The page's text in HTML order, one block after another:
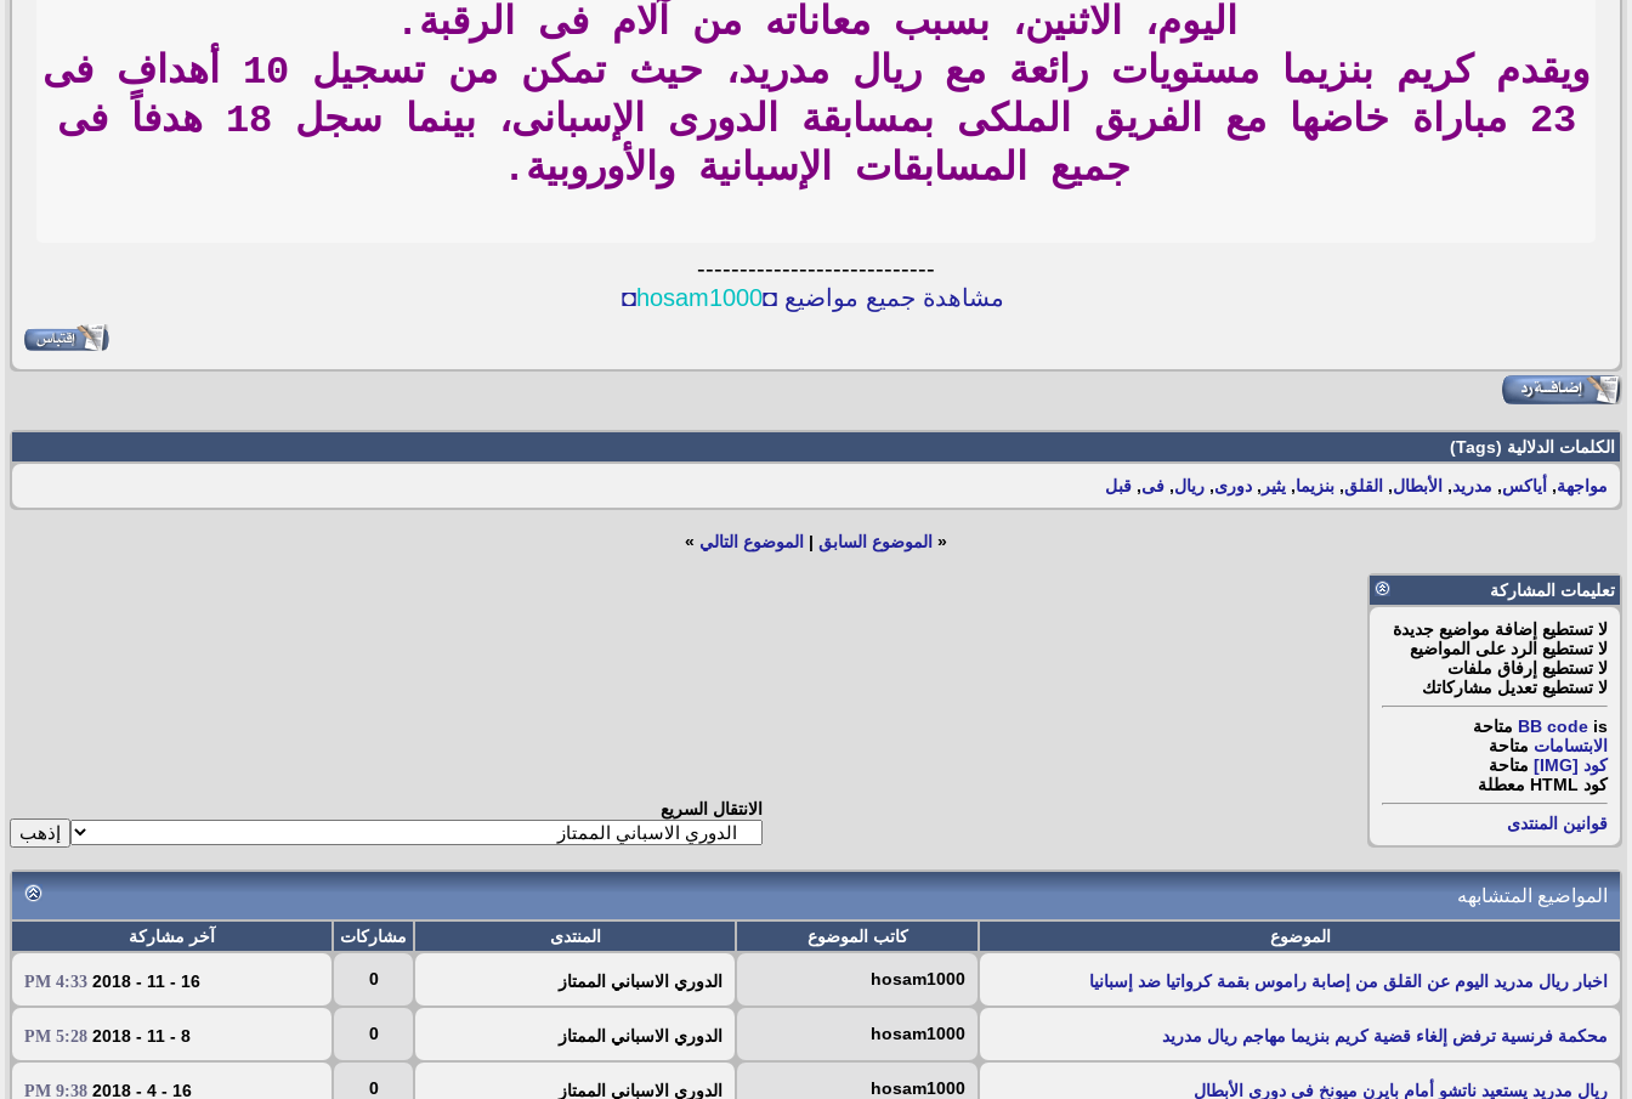
اليوم، الاثنين، بسبب معاناته من آلام فى الرقبة.
ويقدم كريم بنزيما مستويات رائعة مع ريال مدريد، حيث تمكن من تسجيل 10 أهداف فى
23 مباراة خاضها مع الفريق الملكى بمسابقة الدورى الإسبانى، بينما سجل 18 هدفاً فى
جميع المسابقات الإسبانية والأوروبية.
----------------------------
مشاهدة جميع مواضيع ◘hosam1000
◘
الكلمات الدلالية (Tags)
مواجهة, أياكس, مدريد, الأبطال, القلق, بنزيما, يثير , دورى, ريال, فى, قبل
« الموضوع السابق | الموضوع التالي »
تعليمات المشاركة
لا تستطيع إضافة مواضيع جديدة
لا تستطيع الرد على المواضيع
لا تستطيع إرفاق ملفات
لا تستطيع تعديل مشاركاتك
BB code is
متاحة
الابتسامات متاحة
كود [IMG]
متاحة
كود HTML
معطلة
قوانين المنتدى
الانتقال السريع
المواضيع المتشابهه
الموضوع كاتب الموضوع المنتدى مشاركات آخر مشاركة
اخبار ريال مدريد اليوم عن القلق من إصابة راموس بقمة كرواتيا ضد إسبانيا hosam1000 الدوري الاسباني الممتاز 0
16 - 11 - 2018
4:33 PM
محكمة فرنسية ترفض إلغاء قضية كريم بنزيما مهاجم ريال مدريد hosam1000 الدوري الاسباني الممتاز 0
8 - 11 - 2018
5:28 PM
ريال مدريد يستعيد ناتشو أمام بايرن ميونخ فى دورى الأبطال hosam1000 الدوري الاسباني الممتاز 0
16 - 4 - 2018
9:38 PM